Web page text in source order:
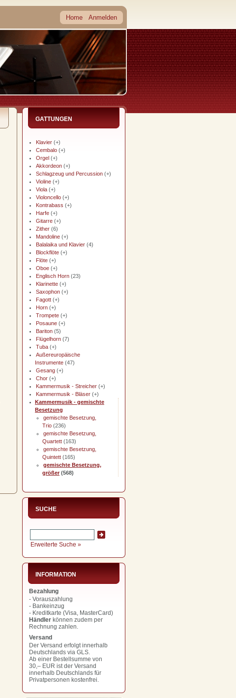
Home Anmelden
GATTUNGEN
Klavier (+)
Cembalo (+)
Orgel (+)
Akkordeon (+)
Schlagzeug und Percussion (+)
Violine (+)
Viola (+)
Violoncello (+)
Kontrabass (+)
Harfe (+)
Gitarre (+)
Zither (6)
Mandoline (+)
Balalaika und Klavier (4)
Blockflöte (+)
Flöte (+)
Oboe (+)
Englisch Horn (23)
Klarinette (+)
Saxophon (+)
Fagott (+)
Horn (+)
Trompete (+)
Posaune (+)
Bariton (5)
Flügelhorn (7)
Tuba (+)
Außereuropäische
Instrumente (47)
Gesang (+)
Chor (+)
Kammermusik - Streicher (+)
Kammermusik - Bläser (+)
Kammermusik - gemischte
Besetzung
gemischte Besetzung,
Trio (236)
gemischte Besetzung,
Quartett (163)
gemischte Besetzung,
Quintett (165)
gemischte Besetzung,
größer(568)
SUCHE
Erweiterte Suche »
INFORMATION
Bezahlung
- Vorauszahlung
- Bankeinzug
- Kreditkarte (Visa, MasterCard)
Händler können zudem per
Rechnung zahlen.
Versand
Der Versand erfolgt innerhalb
Deutschlands via GLS.
Ab einer Bestellsumme von
30,– EUR ist der Versand
innerhalb Deutschlands für
Privatpersonen kostenfrei.